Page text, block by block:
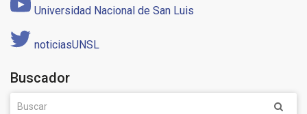
Universidad Nacional de San Luis
noticiasUNSL
Buscador